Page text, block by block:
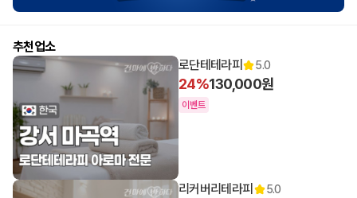
추천업소
로단테테라피
5.0
24%130,000원
이벤트
리커버리테라피 5.0